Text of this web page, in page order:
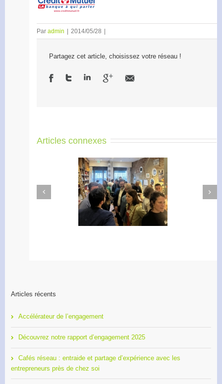
Par admin 2014/05/28
Partagez cet article, choisissez votre réseau !
Articles connexes
Accélérateur de
l’engagement
Previous
Next
Articles récents
Accélérateur de l’engagement
Découvrez notre rapport d’engagement 2025
Cafés réseau : entraide et partage d’expérience avec les
entrepreneurs près de chez soi